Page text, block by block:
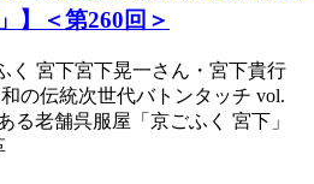
】＜第260回＞
く 宮下宮下晃一さん・宮下貴行
の伝統次世代バトンタッチ vol.
る老舗呉服屋「京ごふく 宮下」